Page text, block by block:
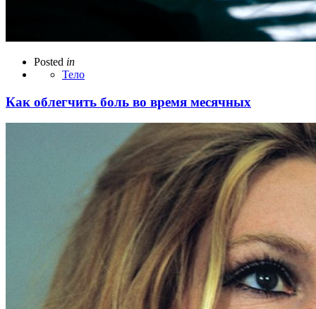
Posted in
Тело
Как облегчить боль во время месячных